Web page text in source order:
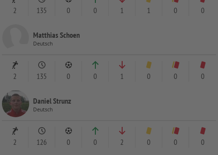
2 135 0 0 1 1 0 0
Matthias Schoen
Deutsch
2 135 0 0 1 0 0 0
Daniel Strunz
Deutsch
2 126 0 0 2 0 0 0